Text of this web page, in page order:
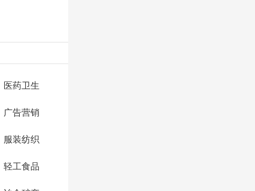
医药卫生
广告营销
服装纺织
轻工食品